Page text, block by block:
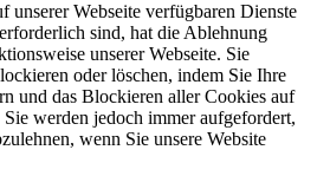
unserer Webseite verfügbaren Dienste
sind, hat die Ablehnung
unserer Webseite. Sie
oder löschen, indem Sie Ihre
und das Blockieren aller Cookies auf
werden jedoch immer aufgefordert,
wenn Sie unsere Website